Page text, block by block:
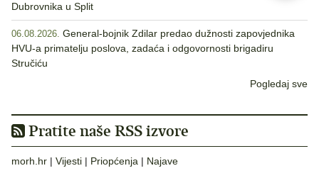
Dubrovnika u Split
06.08.2026. General-bojnik Zdilar predao dužnosti zapovjednika
HVU-a primatelju poslova, zadaća i odgovornosti brigadiru
Stručiću
Pogledaj sve
Pratite naše RSS izvore
morh.hr | Vijesti | Priopćenja | Najave